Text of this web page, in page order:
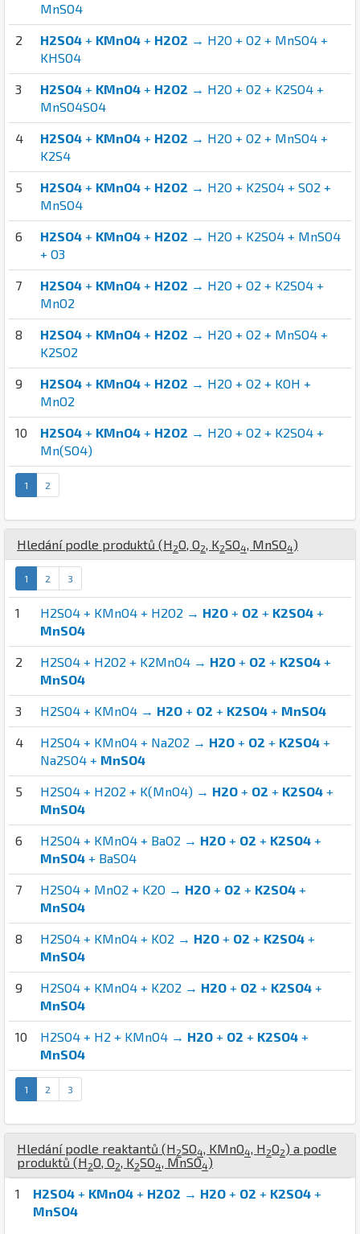
MnSO4
2 H2SO4 + KMnO4 + H2O2 → H2O + O2 + MnSO4 +
KHSO4
3 H2SO4 + KMnO4 + H2O2 → H2O + O2 + K2SO4 +
MnSO4SO4
4 H2SO4 + KMnO4 + H2O2 → H2O + O2 + MnSO4 +
K2S4
5 H2SO4 + KMnO4 + H2O2 → H2O + K2SO4 + SO2 +
MnSO4
6 H2SO4 + KMnO4 + H2O2 → H2O + K2SO4 + MnSO4
+ O3
7 H2SO4 + KMnO4 + H2O2 → H2O + O2 + K2SO4 +
MnO2
8 H2SO4 + KMnO4 + H2O2 → H2O + O2 + MnSO4 +
K2SO2
9 H2SO4 + KMnO4 + H2O2 → H2O + O2 + KOH +
MnO2
10 H2SO4 + KMnO4 + H2O2 → H2O + O2 + K2SO4 +
Mn(SO4)
1 2
Hledání podle produktů (H 2O, O2, K2SO4, MnSO4)
1 2 3
1 H2SO4 + KMnO4 + H2O2 → H2O + O2 + K2SO4 +
MnSO4
2 H2SO4 + H2O2 + K2MnO4 → H2O + O2 + K2SO4 +
MnSO4
3 H2SO4 + KMnO4 → H2O + O2 + K2SO4 + MnSO4
4 H2SO4 + KMnO4 + Na2O2 → H2O + O2 + K2SO4 +
Na2SO4 + MnSO4
5 H2SO4 + H2O2 + K(MnO4) → H2O + O2 + K2SO4 +
MnSO4
6 H2SO4 + KMnO4 + BaO2 → H2O + O2 + K2SO4 +
MnSO4 + BaSO4
7 H2SO4 + MnO2 + K2O → H2O + O2 + K2SO4 +
MnSO4
8 H2SO4 + KMnO4 + KO2 → H2O + O2 + K2SO4 +
MnSO4
9 H2SO4 + KMnO4 + K2O2 → H2O + O2 + K2SO4 +
MnSO4
10 H2SO4 + H2 + KMnO4 → H2O + O2 + K2SO4 +
MnSO4
1 2 3
Hledání podle reaktantů (H 2SO4, KMnO4, H 2O2) a podle
produktů (H 2O, O2, K2SO4, MnSO4)
1 H2SO4 + KMnO4 + H2O2 → H2O + O2 + K2SO4 +
MnSO4